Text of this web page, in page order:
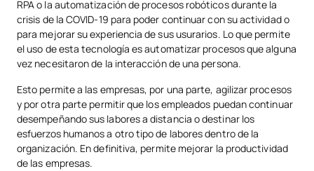
RPA o la automatización de procesos robóticos durante la
crisis de la COVID-19 para poder continuar con su actividad o
para mejorar su experiencia de sus usurarios. Lo que permite
el uso de esta tecnología es automatizar procesos que alguna
vez necesitaron de la interacción de una persona.
Esto permite a las empresas, por una parte, agilizar procesos
y por otra parte permitir que los empleados puedan continuar
desempeñando sus labores a distancia o destinar los
esfuerzos humanos a otro tipo de labores dentro de la
organización. En definitiva, permite mejorar la productividad
de las empresas.